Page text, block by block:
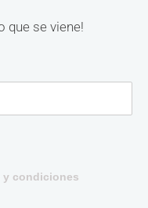
que se viene!
y condiciones